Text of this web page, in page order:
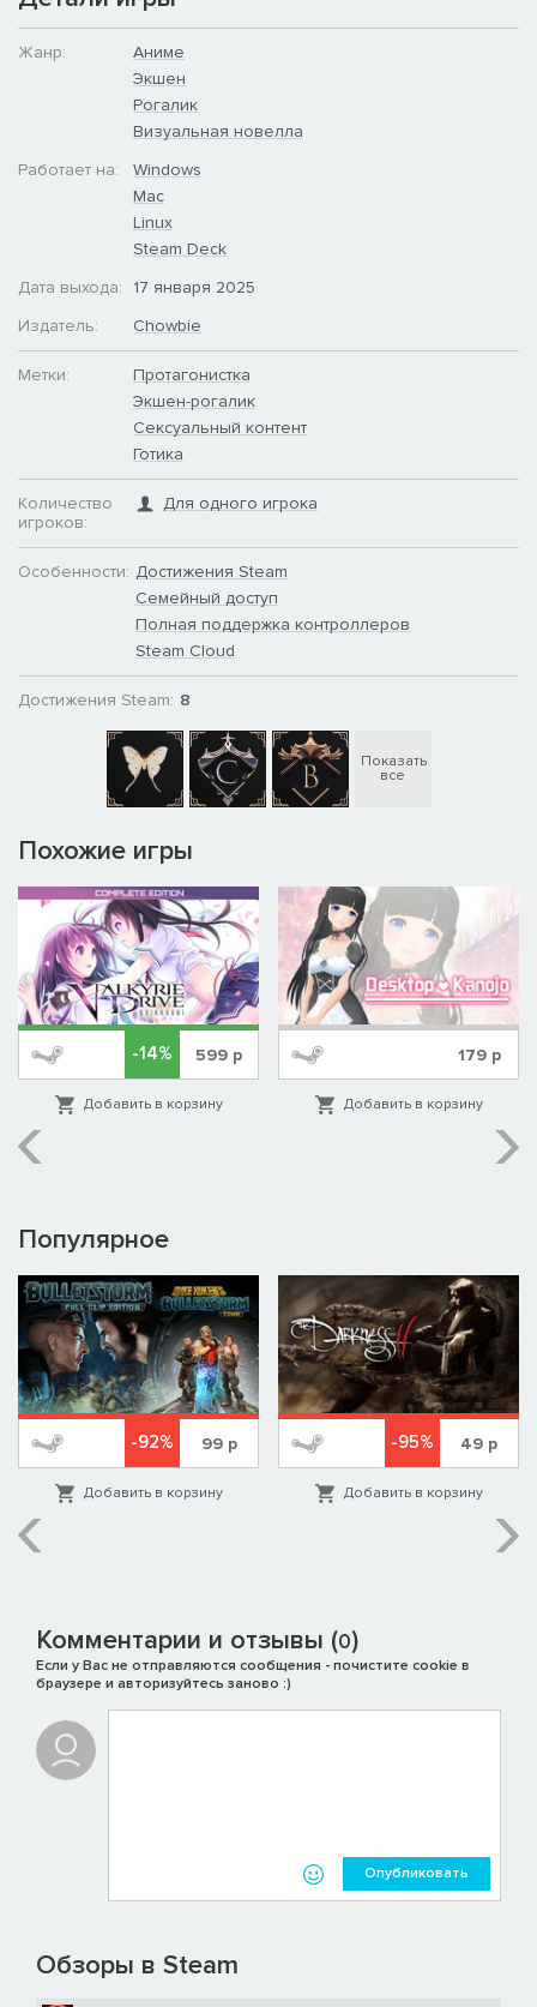
Жанр:
Аниме
Экшен
Рогалик
Визуальная новелла
Работает на:
Windows
Mac
Linux
Steam Deck
Дата выхода:
17 января 2025
Издатель:
Chowbie
Метки:
Протагонистка
Экшен-рогалик
Сексуальный контент
Готика
Количество
игроков:
Для одного игрока
Особенности: Достижения Steam
Семейный доступ
Полная поддержка контроллеров
Steam Cloud
Достижения Steam: 8
Показать
все
Похожие игры
-14% 599 р
Добавить в корзину
179р
Добавить в корзину
Популярное
-92% 99р
Добавить в корзину
-95% 49 р
Добавить в корзину
Комментарии и отзывы (0)
Если у Вас не отправляются сообщения - почистите cookie в
браузере и авторизуйтесь заново :)
Опубликовать
Обзоры в Steam